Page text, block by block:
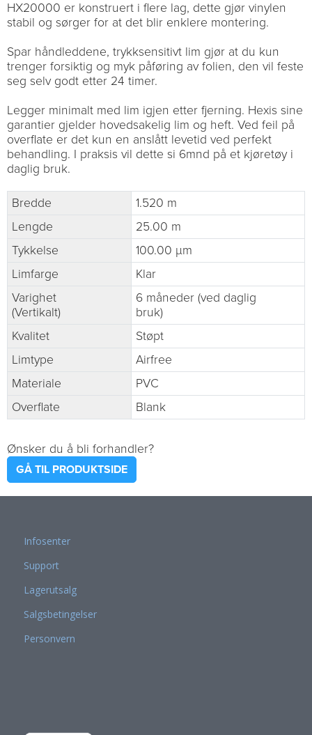
HX20000 er konstruert i flere lag, dette gjør vinylen
stabil og sørger for at det blir enklere montering.
Spar håndleddene, trykksensitivt lim gjør at du kun
trenger forsiktig og myk påføring av folien, den vil feste
seg selv godt etter 24 timer.
Legger minimalt med lim igjen etter fjerning. Hexis sine
garantier gjelder hovedsakelig lim og heft. Ved feil på
overflate er det kun en anslått levetid ved perfekt
behandling. I praksis vil dette si 6mnd på et kjøretøy i
daglig bruk.
Bredde
1.520 m
Lengde
25.00 m
Tykkelse
100.00 µm
Limfarge
Klar
Varighet
(Vertikalt)
6 måneder (ved daglig
bruk)
Kvalitet
Støpt
Limtype
Airfree
Materiale
PVC
Overflate
Blank
Ønsker du å bli forhandler?
GÅ TIL PRODUKTSIDE
Infosenter
Support
Lagerutsalg
Salgsbetingelser
Personvern